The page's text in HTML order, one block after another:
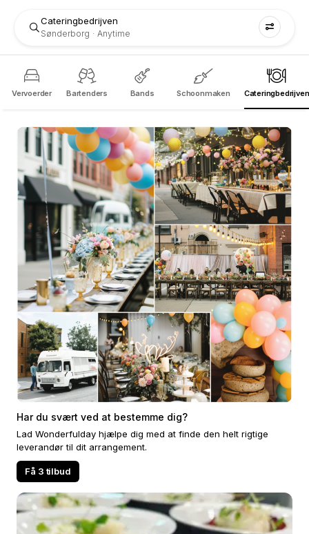
Cateringbedrijven
Sønderborg Anytime
Vervoerder Bartenders Bands Schoonmaken Cateringbedrijven
Har du svært ved at bestemme dig?
Lad Wonderfulday hjælpe dig med at finde den helt rigtige
leverandør til dit arrangement.
Få 3 tilbud